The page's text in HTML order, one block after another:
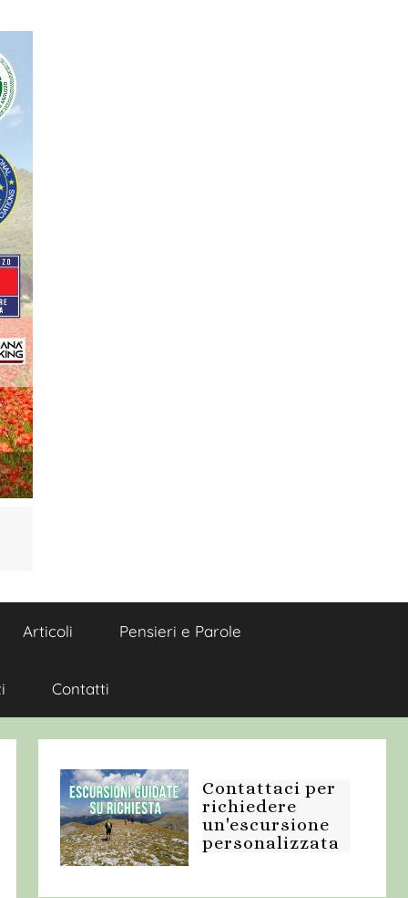
Articoli Pensieri e Parole
Contatti
Contattaci per
richiedere
un'escursione
personalizzata